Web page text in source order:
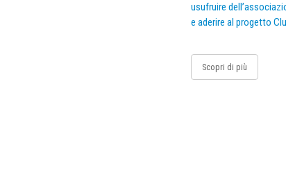
usufruire
e aderire al progetto
Scopri di più